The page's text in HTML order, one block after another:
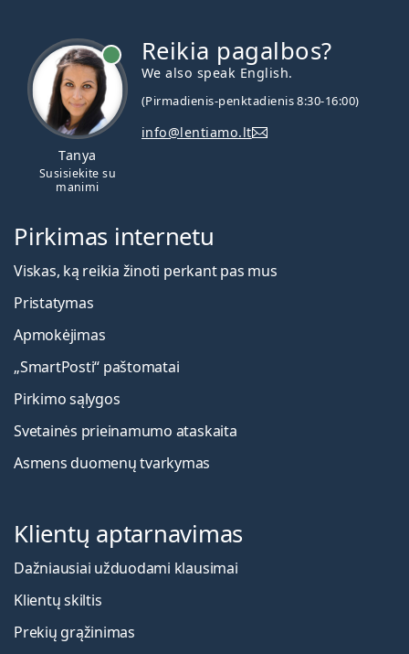
Tanya
Susisiekite su
manimi
Reikia pagalbos?
We also speak English.
(Pirmadienis-penktadienis 8:30-16:00)
info@lentiamo.lt
Pirkimas internetu
Viskas, ką reikia žinoti perkant pas mus
Pristatymas
Apmokėjimas
„SmartPosti“ paštomatai
Pirkimo sąlygos
Svetainės prieinamumo ataskaita
Asmens duomenų tvarkymas
Klientų aptarnavimas
Dažniausiai užduodami klausimai
Klientų skiltis
Prekių grąžinimas